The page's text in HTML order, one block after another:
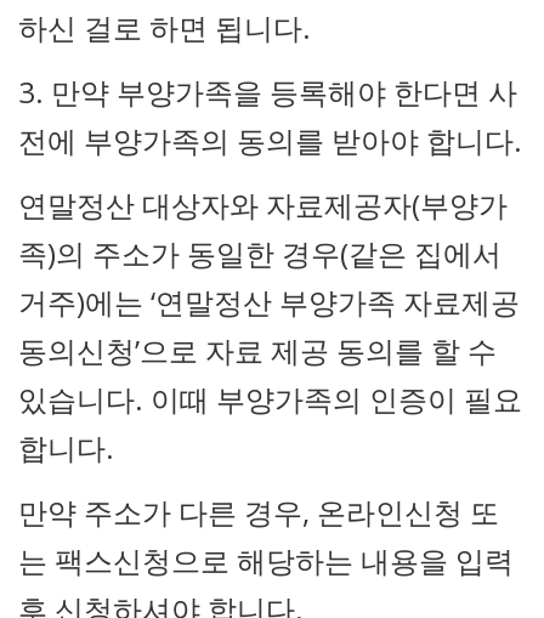
하신 걸로 하면 됩니다.
3. 만약 부양가족을 등록해야 한다면 사
전에 부양가족의 동의를 받아야 합니다.
연말정산 대상자와 자료제공자(부양가
족)의 주소가 동일한 경우(같은 집에서
거주)에는 ‘연말정산 부양가족 자료제공
동의신청’으로 자료 제공 동의를 할 수
있습니다. 이때 부양가족의 인증이 필요
합니다.
만약 주소가 다른 경우, 온라인신청 또
는 팩스신청으로 해당하는 내용을 입력
후 신청하셔야 합니다.